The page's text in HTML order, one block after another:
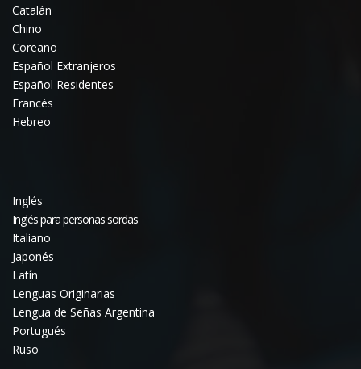
Catalán
Chino
Coreano
Español Extranjeros
Español Residentes
Francés
Hebreo
Inglés
Inglés para personas sordas
Italiano
Japonés
Latín
Lenguas Originarias
Lengua de Señas Argentina
Portugués
Ruso